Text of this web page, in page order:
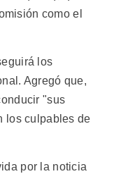
como el
los
Agregó que,
"sus
los culpables de
por la noticia